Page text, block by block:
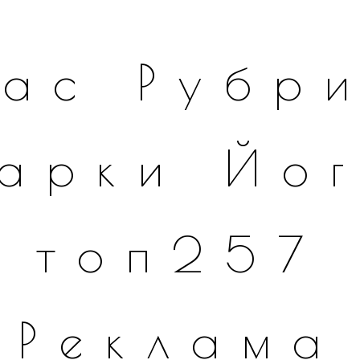
топ257
Реклама